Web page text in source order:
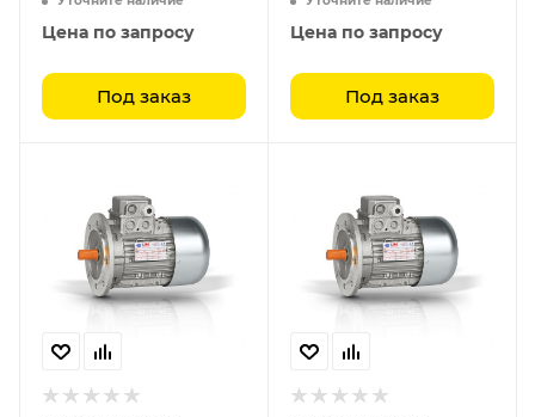
Цена по запросу
Под заказ
Цена по запросу
Под заказ